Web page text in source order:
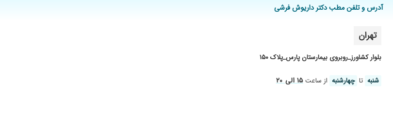
جراحی ایمپلنت
دکتر خوش اخلاق وکاربلد
بسیار جراح عالی هستن و مشکلات متعدد دندانی و فک من رو به صورت کاملا نرمال درست کردند و من از نتیجه اش بسیار راضی هستم
آدرس و تلفن مطب دکتر داریوش فرشی
تهران
بلوار کشاورز_روبروی بیمارستان پارس_پلاک ۱۵۰
شنبه تا چهارشنبه از ساعت۱۵ الی ۲۰